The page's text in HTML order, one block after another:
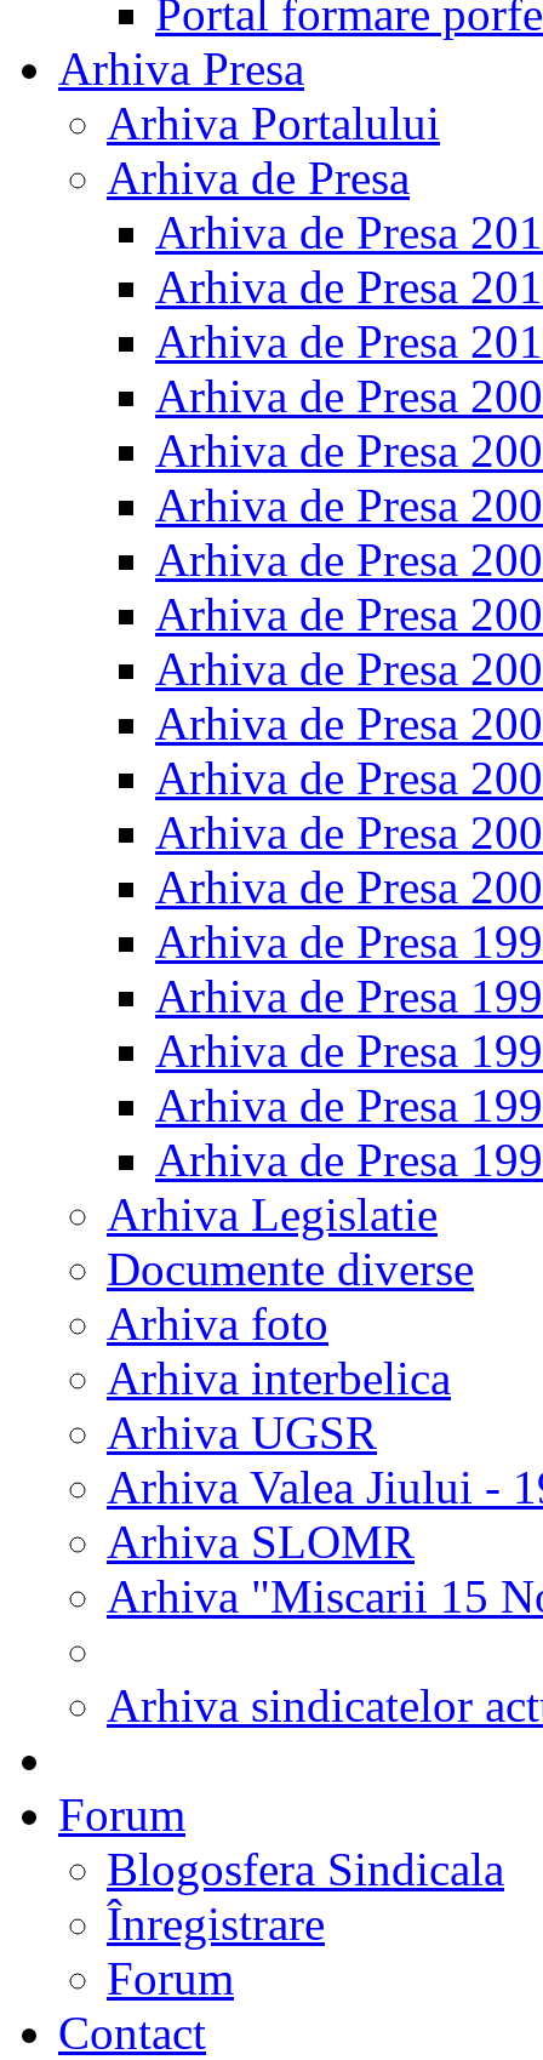
Portal formare
Arhiva Presa
Arhiva Portalului
Arhiva de Presa
Arhiva de Presa
Arhiva de Presa
Arhiva de Presa
Arhiva de Presa
Arhiva de Presa
Arhiva de Presa
Arhiva de Presa
Arhiva de Presa
Arhiva de Presa
Arhiva de Presa
Arhiva de Presa
Arhiva de Presa
Arhiva de Presa
Arhiva de Presa
Arhiva de Presa
Arhiva de Presa
Arhiva de Presa
Arhiva de Presa
Arhiva Legislatie
Documente diverse
Arhiva foto
Arhiva interbelica
Arhiva UGSR
Arhiva Valea Jiului -
Arhiva SLOMR
Arhiva "Miscarii 15
Arhiva sindicatelor
Forum
Blogosfera Sindicala
Înregistrare
Forum
Contact